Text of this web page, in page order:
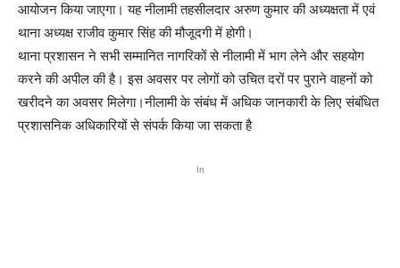
आयोजन किया जाएगा। यह नीलामी तहसीलदार अरुण कुमार की अध्यक्षता में एवं
थाना अध्यक्ष राजीव कुमार सिंह की मौजूदगी में होगी।
थाना प्रशासन ने सभी सम्मानित नागरिकों से नीलामी में भाग लेने और सहयोग
करने की अपील की है। इस अवसर पर लोगों को उचित दरों पर पुराने वाहनों को
खरीदने का अवसर मिलेगा।नीलामी के संबंध में अधिक जानकारी के लिए संबंधित
प्रशासनिक अधिकारियों से संपर्क किया जा सकता है
In